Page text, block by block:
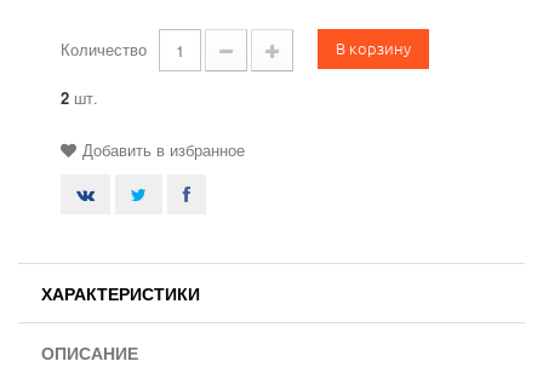
Количество В корзину
2 шт.
Добавить в избранное
ХАРАКТЕРИСТИКИ
ОПИСАНИЕ